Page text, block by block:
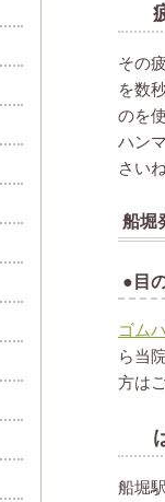
その
を数
のを
ハン
さい
船堀
●目
ゴム
ら当
方は
船堀